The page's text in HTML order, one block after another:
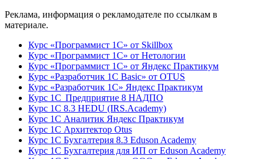
Реклама, информация о рекламодателе по ссылкам в
материале.
Курс «Программист 1С» от Skillbox
Курс «Программист 1С» от Нетологии
Курс «Программист 1С» от Яндекс Практикум
Курс «Разработчик 1С Basic» от OTUS
Курс «Разработчик 1С» Яндекс Практикум
Курс 1С Предприятие 8 НАДПО
Курс 1С 8.3 HEDU (IRS.Academy)
Курс 1С Аналитик Яндекс Практикум
Курс 1С Архитектор Otus
Курс 1С Бухгалтерия 8.3 Eduson Academy
Курс 1С Бухгалтерия для ИП от Eduson Academy